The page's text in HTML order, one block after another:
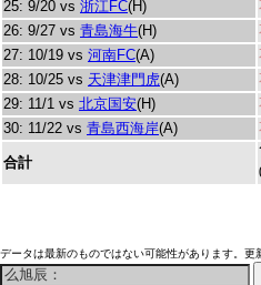
25: 9/20 vs 浙江FC(H)
26: 9/27 vs 青島海牛(H)
27: 10/19 vs 河南FC(A)
28: 10/25 vs 天津津門虎(A)
29: 11/1 vs 北京国安(H)
30: 11/22 vs 青島西海岸(A)
合計
データは最新のものではない可能性があります。更